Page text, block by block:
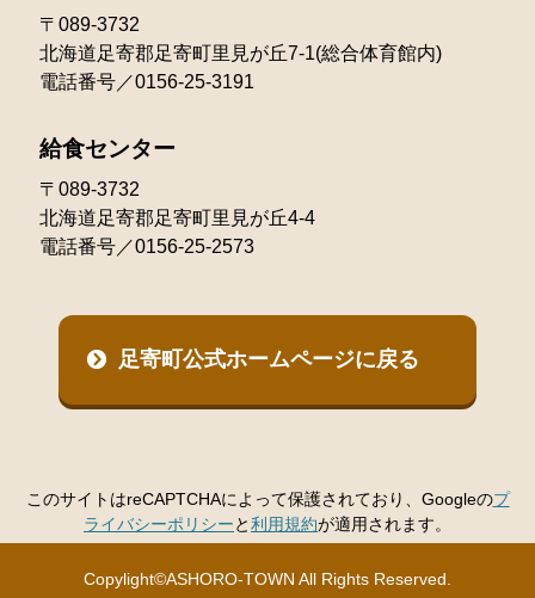
〒089-3732
北海道足寄郡足寄町里見が丘7-1(総合体育館内)
電話番号／0156-25-3191
給食センター
〒089-3732
北海道足寄郡足寄町里見が丘4-4
電話番号／0156-25-2573
足寄町公式ホームページに戻る
このサイトはreCAPTCHAによって保護されており、Googleのプ
ライバシーポリシーと利用規約が適用されます。
Copylight©ASHORO-TOWN All Rights Reserved.